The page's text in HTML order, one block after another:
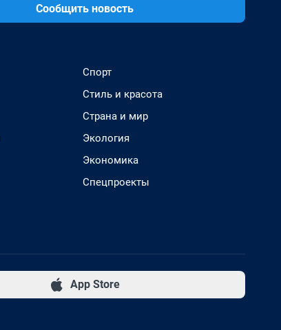
Сообщить новость
Спорт
Стиль и красота
Страна и мир
Экология
Экономика
Спецпроекты
App Store